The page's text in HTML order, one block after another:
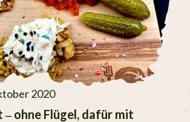
2020
– ohne Flügel, dafür mit